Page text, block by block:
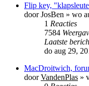
Flip key,
doorJosBen » wo
1 Reacties
7584
Laatste
do aug 29,
MacDroitwich,
doorVandenPlas »